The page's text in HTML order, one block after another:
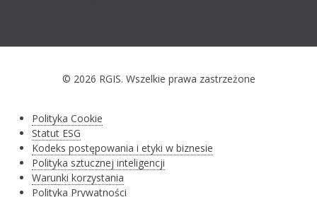
© 2026 RGIS. Wszelkie prawa zastrzeżone
Polityka Cookie
Statut ESG
Kodeks postępowania i etyki w biznesie
Polityka sztucznej inteligencji
Warunki korzystania
Polityka Prywatności